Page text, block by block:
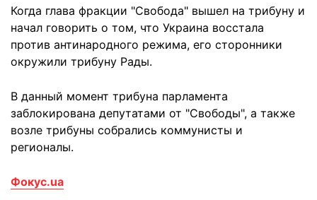
Когда глава фракции "Свобода" вышел на трибуну и
начал говорить о том, что Украина восстала
против антинародного режима, его сторонники
окружили трибуну Рады.
В данный момент трибуна парламента
заблокирована депутатами от "Свободы", а также
возле трибуны собрались коммунисты и
регионалы.
Фокус.ua